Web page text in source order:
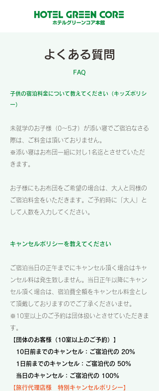
よくある質問
FAQ
子供の宿泊料金について教えてください（キッズポリシ
ー）
未就学のお子様（0〜5才）が添い寝でご宿泊なさる
際は、ご料金は頂いておりません。
※添い寝はお布団一組に対し1名迄とさせていただ
きます。
お子様にもお布団をご希望の場合は、大人と同様の
ご宿泊料金をいただきます。ご予約時に「大人」と
して人数を入力してください。
キャンセルポリシーを教えてください
ご宿泊当日の正午までにキャンセル頂く場合はキャ
ンセル料は発生致しません。当日正午以降にキャン
セル頂く場合は、宿泊費全額をキャンセル料金とし
て頂戴しておりますのでご了承くださいませ。
※10室以上のご予約は団体扱いとさせていただきま
す。
【団体のお客様（10室以上のご予約）】
10日前までのキャンセル：ご宿泊代の 20%
1日前までのキャンセル：ご宿泊代の 50%
当日のキャンセル：ご宿泊代の 100%
【旅行代理店様 特別キャンセルポリシー】